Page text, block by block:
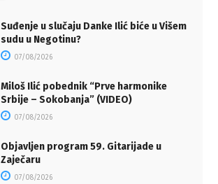
Suđenje u slučaju Danke Ilić biće u Višem
sudu u Negotinu?
07/08/2026
Miloš Ilić pobednik “Prve harmonike
Srbije – Sokobanja” (VIDEO)
07/08/2026
Objavljen program 59. Gitarijade u
Zaječaru
07/08/2026